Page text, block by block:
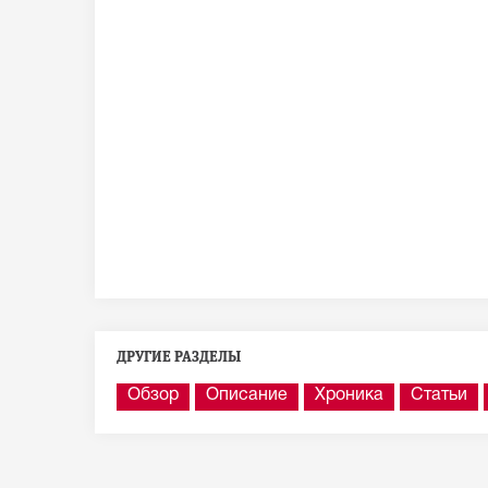
ДРУГИЕ РАЗДЕЛЫ
Обзор Описание Хроника Статьи